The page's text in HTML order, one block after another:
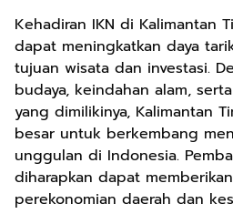
Kehadiran IKN di Kalimantan
dapat meningkatkan daya
tujuan wisata dan investasi.
budaya, keindahan alam,
yang dimilikinya, Kalimantan
besar untuk berkembang
unggulan di Indonesia.
diharapkan dapat
perekonomian daerah dan